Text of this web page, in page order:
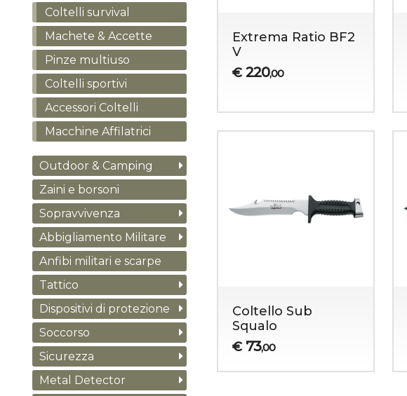
Extrema Ratio BF2
V
€ 220,00
Coltello Sub
Squalo
€ 73,00
Coltelli survival
Machete & Accette
Pinze multiuso
Coltelli sportivi
Accessori Coltelli
Macchine Affilatrici
Outdoor & Camping
Zaini e borsoni
Sopravvivenza
Abbigliamento Militare
Anfibi militari e scarpe
Tattico
Dispositivi di protezione
Soccorso
Sicurezza
Metal Detector